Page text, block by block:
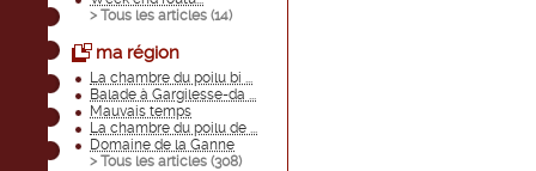
> Tous les articles (14)
ma région
La chambre du poilu bi ...
Balade à Gargilesse-da ...
Mauvais temps
La chambre du poilu de ...
Domaine de la Ganne
> Tous les articles (308)